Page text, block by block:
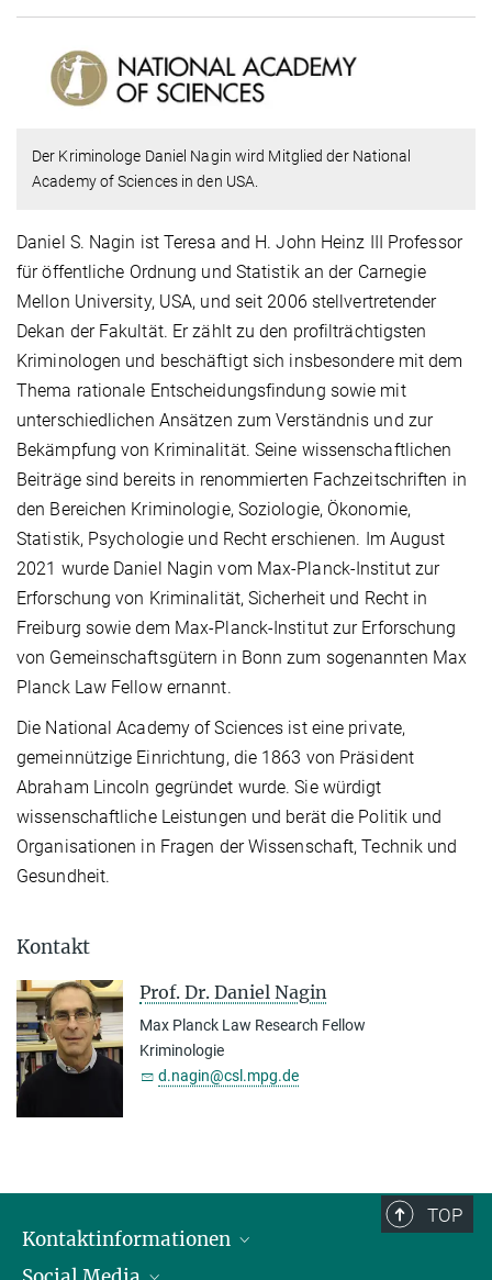
Der Kriminologe Daniel Nagin wird Mitglied der National
Academy of Sciences in den USA.
Daniel S. Nagin ist Teresa and H. John Heinz III Professor
für öffent­li­che Ordnung und Statistik an der Carnegie
Mellon University, USA, und seit 2006 stellvertretender
Dekan der Fakultät. Er zählt zu den profilträchtigsten
Kriminologen und beschäftigt sich insbesondere mit dem
Thema rationale Entscheidungsfindung sowie mit
unterschiedlichen Ansätzen zum Verständnis und zur
Bekämpfung von Kriminalität. Seine wissenschaftlichen
Beiträge sind bereits in renommierten Fachzeitschriften in
den Bereichen Kriminologie, Soziologie, Ökonomie,
Statistik, Psychologie und Recht erschienen. Im August
2021 wurde Daniel Nagin vom Max-Planck-Institut zur
Erforschung von Kriminalität, Sicherheit und Recht in
Freiburg sowie dem Max-Planck-Institut zur Erforschung
von Gemeinschaftsgütern in Bonn zum sogenannten Max
Planck Law Fellow ernannt.
Die National Academy of Sciences ist eine private,
gemeinnützige Einrichtung, die 1863 von Präsident
Abraham Lincoln gegründet wurde. Sie würdigt
wissenschaftliche Leistungen und berät die Politik und
Organisationen in Fragen der Wissenschaft, Technik und
Gesundheit.
Kontakt
Prof. Dr. Daniel Nagin
Max Planck Law Research Fellow
Kriminologie
d.nagin@csl.mpg.de
TOP
Kontaktinformationen